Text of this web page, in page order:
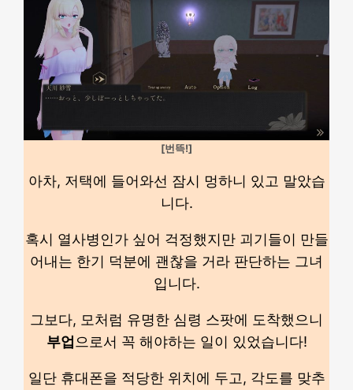
[번뜩!]
아차, 저택에 들어와선 잠시 멍하니 있고 말았습
니다.
혹시 열사병인가 싶어 걱정했지만 괴기들이 만들
어내는 한기 덕분에 괜찮을 거라 판단하는 그녀
입니다.
그보다, 모처럼 유명한 심령 스팟에 도착했으니
부업 으로서 꼭 해야하는 일이 있었습니다!
일단 휴대폰을 적당한 위치에 두고, 각도를 맞추